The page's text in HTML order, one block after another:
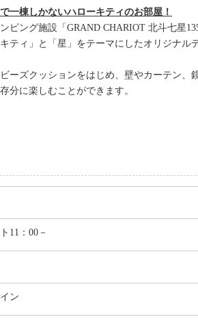
一棟しかないハローキティのお部屋！
ング施設「GRAND CHARIOT 北斗七星
ィ」と「星」をテーマにしたオリジナル
ズクッションをはじめ、壁やカーテン、
分に楽しむことができます。
11：00－
ン